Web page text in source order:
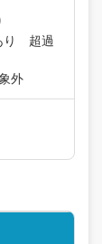
り 超過
外